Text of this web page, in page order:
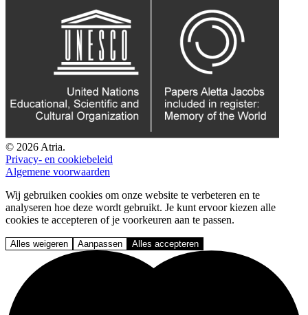
© 2026 Atria.
Privacy- en cookiebeleid
Algemene voorwaarden
Wij gebruiken cookies om onze website te verbeteren en te
analyseren hoe deze wordt gebruikt. Je kunt ervoor kiezen alle
cookies te accepteren of je voorkeuren aan te passen.
Alles weigeren Aanpassen Alles accepteren